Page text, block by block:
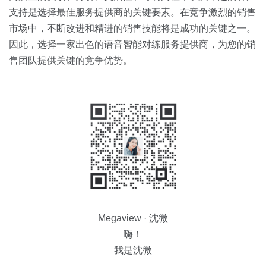
支持是选择最佳服务提供商的关键要素。在竞争激烈的销售
市场中，不断改进和精进的销售技能将是成功的关键之一。
因此，选择一家出色的语音智能对练服务提供商，为您的销
售团队提供关键的竞争优势。
Megaview · 沈微
嗨！
我是沈微